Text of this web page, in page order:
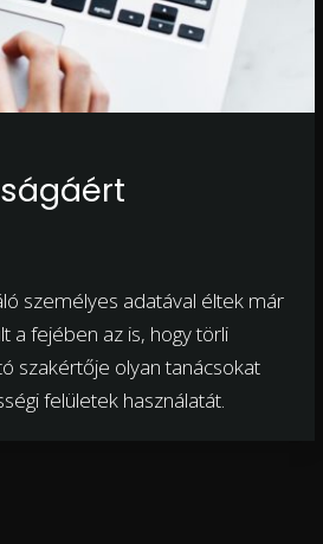
személyes adatával éltek már
a fejében az is, hogy törli
szakértője olyan tanácsokat
felületek használatát.